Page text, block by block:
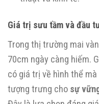
Giá trị sưu tầm và đầu
Trong thị trường mai
70cm ngày càng hiếm.
có giá trị về hình thể
tượng trưng cho sự